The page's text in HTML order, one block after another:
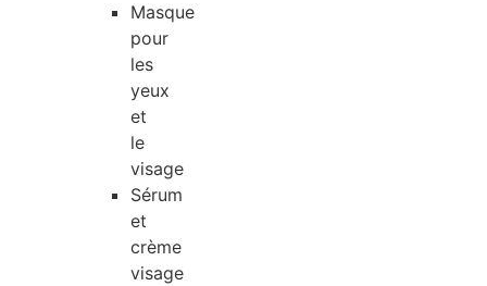
Masque
pour
les
yeux
et
le
visage
Sérum
et
crème
visage